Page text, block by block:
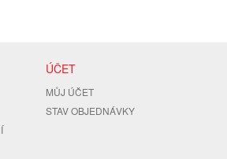
ÚČET
MŮJ ÚČET
STAV OBJEDNÁVKY